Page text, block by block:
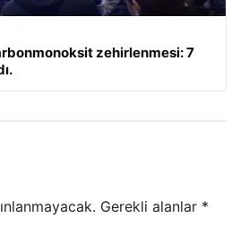
zehirlenmesi: 7
Gerekli alanlar *